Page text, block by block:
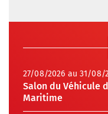
27/08/2026 au 31/08/
Salon du Véhicule
Maritime